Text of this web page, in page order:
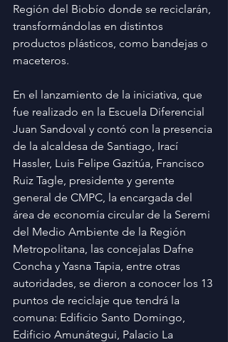
Región del Biobío donde se reciclarán,
transformándolas en distintos
productos plásticos, como bandejas o
maceteros.
En el lanzamiento de la iniciativa, que
fue realizado en la Escuela Diferencial
Juan Sandoval y contó con la presencia
de la alcaldesa de Santiago, Irací
Hassler, Luis Felipe Gazitúa, Francisco
Ruiz Tagle, presidente y gerente
general de CMPC, la encargada del
área de economía circular de la Seremi
del Medio Ambiente de la Región
Metropolitana, las concejalas Dafne
Concha y Yasna Tapia, entre otras
autoridades, se dieron a conocer los 13
puntos de reciclaje que tendrá la
comuna: Edificio Santo Domingo,
Edificio Amunátegui, Palacio La